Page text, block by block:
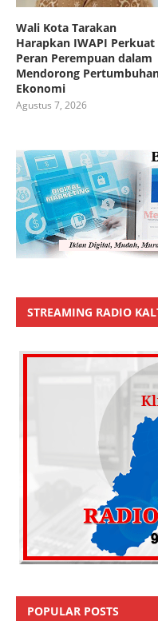
Wali Kota Tarakan
Harapkan IWAPI Perkuat
Peran Perempuan dalam
Mendorong
Ekonomi
Agustus 7, 2026
STREAMING RADIO
POPULAR POSTS